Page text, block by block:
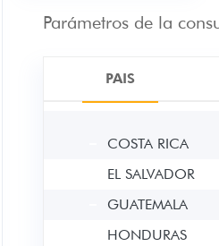
Parámetros de la
PAIS
COSTA RICA
EL SALVADOR
GUATEMALA
HONDURAS